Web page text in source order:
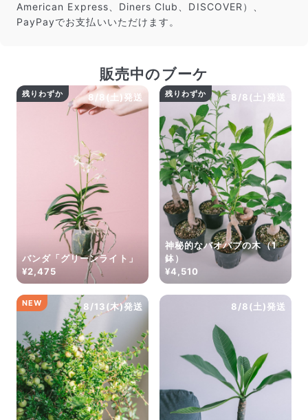
American Express、Diners Club、DISCOVER）、
PayPayでお支払いいただけます。
販売中のブーケ
8/8(土)発送
残りわずか
バンダ「グリーンライト」
¥2,475
8/8(土)発送
残りわずか
神秘的なバオバブの木（1
鉢）
¥4,510
8/13(木)発送
NEW 8/8(土)発送